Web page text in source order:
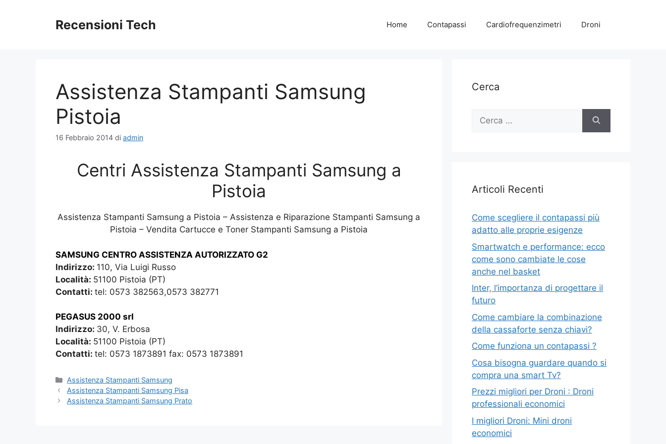
Recensioni Tech Home Contapassi Cardiofrequenzimetri Droni
Assistenza Stampanti Samsung
Pistoia
16 Febbraio 2014 di admin
Centri Assistenza Stampanti Samsung a
Pistoia
Assistenza Stampanti Samsung a Pistoia – Assistenza e Riparazione Stampanti Samsung a
Pistoia – Vendita Cartucce e Toner Stampanti Samsung a Pistoia
SAMSUNG CENTRO ASSISTENZA AUTORIZZATO G2
Indirizzo: 110, Via Luigi Russo
Località: 51100 Pistoia (PT)
Contatti: tel: 0573 382563,0573 382771
PEGASUS 2000 srl
Indirizzo: 30, V. Erbosa
Località: 51100 Pistoia (PT)
Contatti: tel: 0573 1873891 fax: 0573 1873891
Categorie
Assistenza Stampanti Samsung
Assistenza Stampanti Samsung Pisa
Assistenza Stampanti Samsung Prato
Cerca
Ricerca
Articoli Recenti
Come scegliere il contapassi più
adatto alle proprie esigenze
Smartwatch e performance: ecco
come sono cambiate le cose
anche nel basket
Inter, l’importanza di progettare il
futuro
Come cambiare la combinazione
della cassaforte senza chiavi?
Come funziona un contapassi ?
Cosa bisogna guardare quando si
compra una smart Tv?
Prezzi migliori per Droni : Droni
professionali economici
I migliori Droni: Mini droni
economici